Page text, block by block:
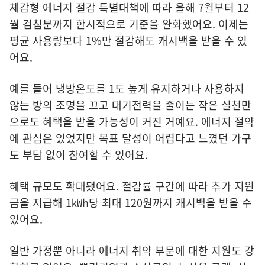
체감형 에너지 절감 특별대책에 따라 올해 7월부터 12
월 검침분까지 한시적으로 기준을 완화했어요. 이제는
평균 사용량보다 1%만 절감해도 캐시백을 받을 수 있
어요.
예를 들어 냉방온도를 1도 높게 유지하거나 사용하지
않는 방의 조명을 끄고 대기전력을 줄이는 작은 실천만
으로도 혜택을 받을 가능성이 커진 거예요. 에너지 절약
에 관심은 있었지만 목표 달성이 어렵다고 느꼈던 가구
도 부담 없이 참여할 수 있어요.
혜택 규모도 확대됐어요. 절감률 구간에 따라 추가 지원
금을 지급해 1㎾h당 최대 120원까지 캐시백을 받을 수
있어요.
일반 가정뿐 아니라 에너지 취약 부문에 대한 지원도 강